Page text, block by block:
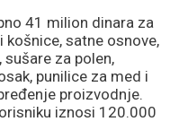
41 milion dinara za
košnice, satne osnove,
sušare za polen,
punilice za med i
proizvodnje.
iznosi 120.000